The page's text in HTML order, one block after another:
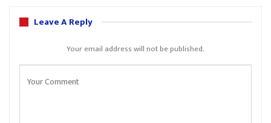
Leave A Reply
Your email address will not be published.